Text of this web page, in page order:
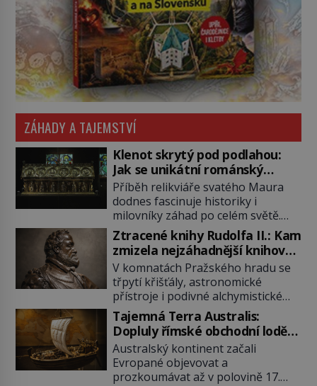
ZÁHADY A TAJEMSTVÍ
Klenot skrytý pod podlahou:
Jak se unikátní románský
poklad dostal do zapadlého
Bečova?
Příběh relikviáře svatého Maura
dodnes fascinuje historiky i
milovníky záhad po celém světě.
Tato románská zlatnická památka
ze 13. století je po českých
korunovačních klenotech druhým
nejcennějším movitým majetkem v
České republice. Přestože byl
klenot v roce 1985 po dramatickém
pátrání kriminalistů úspěšně
nalezen, jeho minulost stále
obestírá hustá mlha. Otázky, jak
přesně se tato […]
Ztracené knihy Rudolfa II.: Kam
zmizela nejzáhadnější knihovna
Evropy?
V komnatách Pražského hradu se
třpytí křišťály, astronomické
přístroje i podivné alchymistické
rukopisy. Císař Rudolf II.
shromažďuje vše, co souvisí s
tajemstvím přírody, hvězd i
lidského poznání. Jenže po jeho
smrti se jeho slavné sbírky začínají
rozpadat a část z nich mizí navždy.
Tajemná Terra Australis:
Dopluly římské obchodní lodě
až do Austrálie?
Australský kontinent začali
Evropané objevovat a
prozkoumávat až v polovině 17.